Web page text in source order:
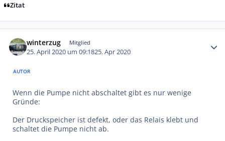
Zitat
winterzug Mitglied
25. April 2020 um 09:1825. Apr 2020
AUTOR
Wenn die Pumpe nicht abschaltet gibt es nur wenige
Gründe:
Der Druckspeicher ist defekt, oder das Relais klebt und
schaltet die Pumpe nicht ab.